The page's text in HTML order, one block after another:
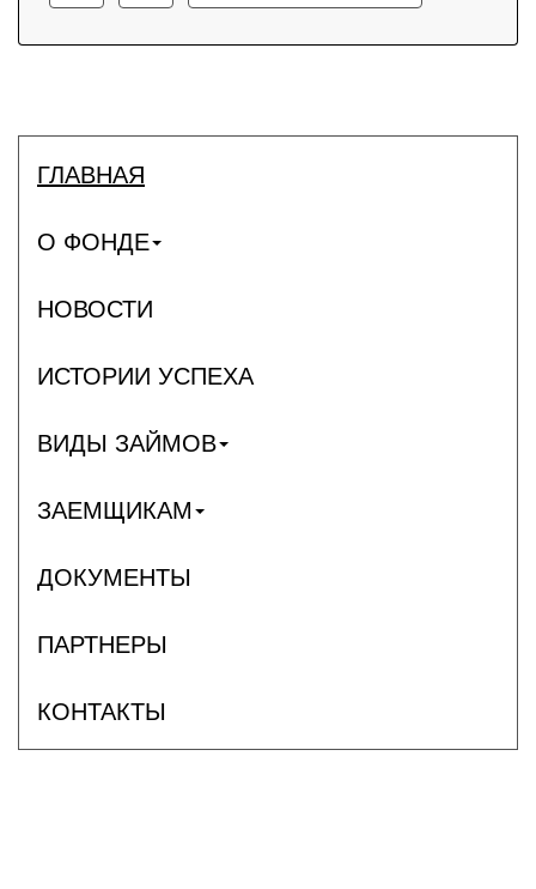
ГЛАВНАЯ
О ФОНДЕ
НОВОСТИ
ИСТОРИИ УСПЕХА
ВИДЫ ЗАЙМОВ
ЗАЕМЩИКАМ
ДОКУМЕНТЫ
ПАРТНЕРЫ
КОНТАКТЫ